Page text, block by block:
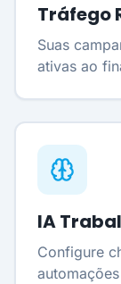
Tráfego
Suas
ativas ao
IA
Configure